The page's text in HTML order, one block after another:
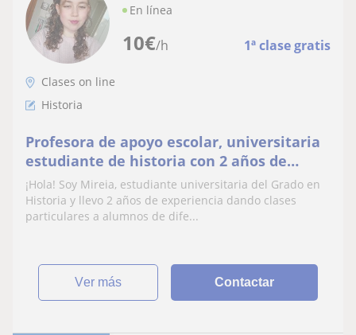
10€/h 1ª clase gratis
En línea
Clases on line
Historia
Profesora de apoyo escolar, universitaria
estudiante de historia con 2 años de
experiencia dando clases particulares
¡Hola! Soy Mireia, estudiante universitaria del Grado en
Historia y llevo 2 años de experiencia dando clases
particulares a alumnos de dife...
ver más Contactar